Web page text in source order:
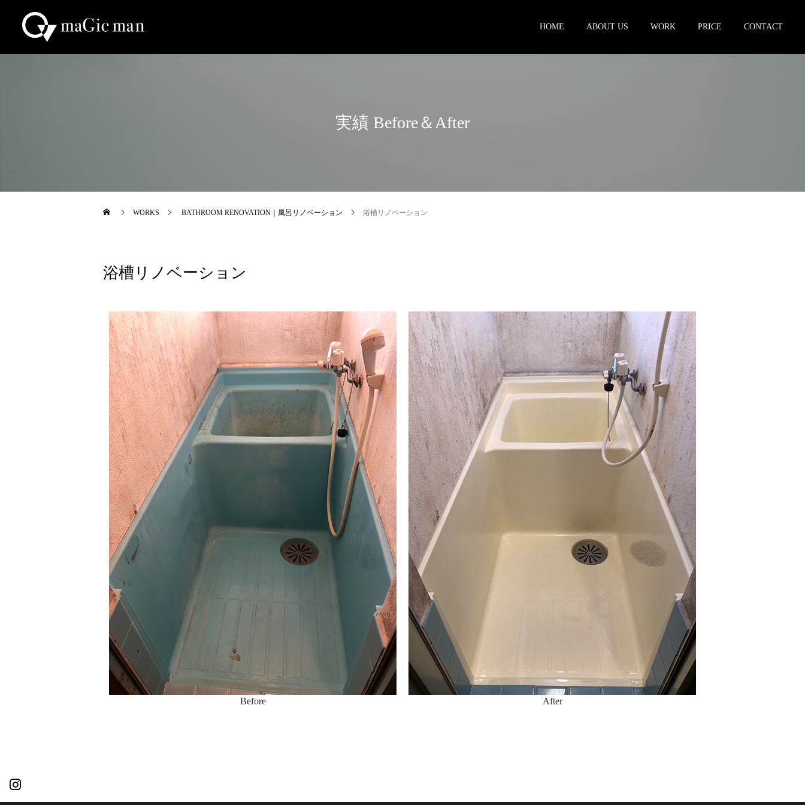
HOME ABOUT US WORK PRICE CONTACT
実績 Before＆After
WORKS BATHROOM RENOVATION｜風呂リノベーション 浴槽リノベーション
浴槽リノベーション
Before After